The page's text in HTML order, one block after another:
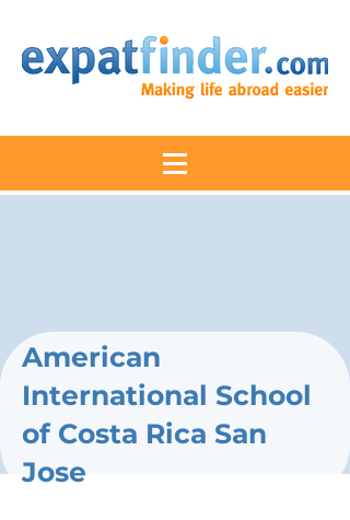
American
International School
of Costa Rica San
Jose